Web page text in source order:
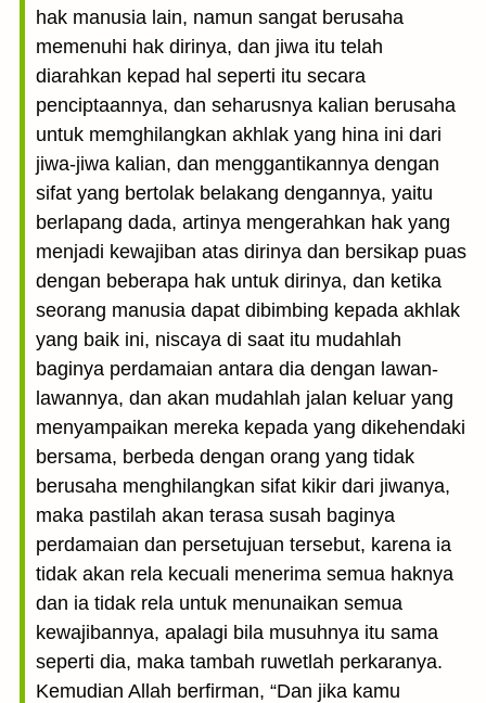
hak manusia lain, namun sangat berusaha
memenuhi hak dirinya, dan jiwa itu telah
diarahkan kepad hal seperti itu secara
penciptaannya, dan seharusnya kalian berusaha
untuk memghilangkan akhlak yang hina ini dari
jiwa-jiwa kalian, dan menggantikannya dengan
sifat yang bertolak belakang dengannya, yaitu
berlapang dada, artinya mengerahkan hak yang
menjadi kewajiban atas dirinya dan bersikap puas
dengan beberapa hak untuk dirinya, dan ketika
seorang manusia dapat dibimbing kepada akhlak
yang baik ini, niscaya di saat itu mudahlah
baginya perdamaian antara dia dengan lawan-
lawannya, dan akan mudahlah jalan keluar yang
menyampaikan mereka kepada yang dikehendaki
bersama, berbeda dengan orang yang tidak
berusaha menghilangkan sifat kikir dari jiwanya,
maka pastilah akan terasa susah baginya
perdamaian dan persetujuan tersebut, karena ia
tidak akan rela kecuali menerima semua haknya
dan ia tidak rela untuk menunaikan semua
kewajibannya, apalagi bila musuhnya itu sama
seperti dia, maka tambah ruwetlah perkaranya.
Kemudian Allah berfirman, “Dan jika kamu